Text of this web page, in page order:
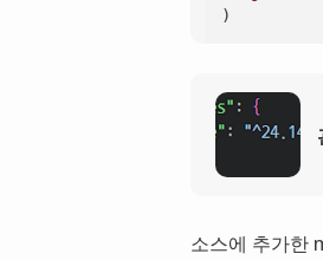
)
func Init
var err
// .env 파
	}
소스에 추가한